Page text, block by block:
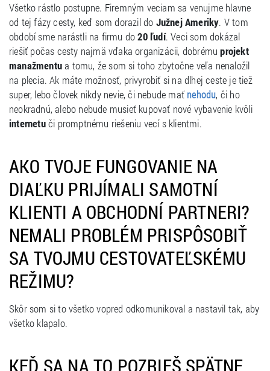
Všetko rástlo postupne. Firemným veciam sa venujme hlavne
od tej fázy cesty, keď som dorazil do Južnej Ameriky. V tom
období sme narástli na firmu do20 ľudí. Veci som dokázal
riešiť počas cesty najmä vďaka organizácii, dobrémuprojekt
manažmentua tomu, že som si toho zbytočne veľa nenaložil
na plecia. Ak máte možnosť, privyrobiť si na dlhej ceste je tiež
super, lebo človek nikdy nevie, či nebude mať nehodu, či ho
neokradnú, alebo nebude musieť kupovať nové vybavenie kvôli
internetuči promptnému riešeniu vecí s klientmi.
AKO TVOJE FUNGOVANIE NA
DIAĽKU PRIJÍMALI SAMOTNÍ
KLIENTI A OBCHODNÍ PARTNERI?
NEMALI PROBLÉM PRISPÔSOBIŤ
SA TVOJMU CESTOVATEĽSKÉMU
REŽIMU?
Skôr som si to všetko vopred odkomunikoval a nastavil tak, aby
všetko klapalo.
KEĎ SA NA TO POZRIEŠ SPÄTNE,